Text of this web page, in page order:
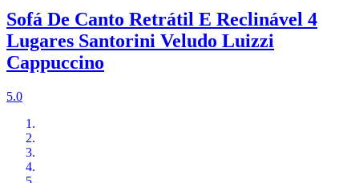
Sofá De Canto Retrátil E Reclinável 4
Lugares Santorini Veludo Luizzi
Cappuccino
5.0